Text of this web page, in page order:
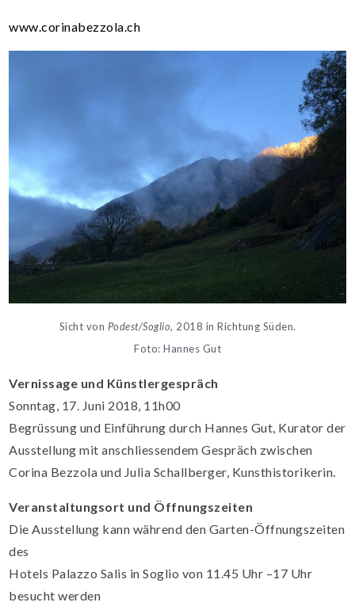
www.corinabezzola.ch
Sicht von Podest/Soglio, 2018 in Richtung Süden.
Foto: Hannes Gut
Vernissage und Künstlergespräch
Sonntag, 17. Juni 2018, 11h00
Begrüssung und Einführung durch Hannes Gut, Kurator der
Ausstellung mit anschliessendem Gespräch zwischen
Corina Bezzola und Julia Schallberger, Kunsthistorikerin.
Veranstaltungsort und Öffnungszeiten
Die Ausstellung kann während den Garten-Öffnungszeiten
des
Hotels Palazzo Salis in Soglio von 11.45 Uhr –17 Uhr
besucht werden